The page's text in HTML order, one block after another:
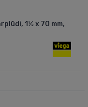
1½ x 70 mm,